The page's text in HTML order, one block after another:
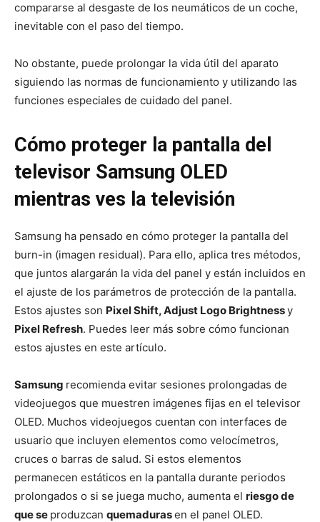
compararse al desgaste de los neumáticos de un coche,
inevitable con el paso del tiempo.
No obstante, puede prolongar la vida útil del aparato
siguiendo las normas de funcionamiento y utilizando las
funciones especiales de cuidado del panel.
Cómo proteger la pantalla del
televisor Samsung OLED
mientras ves la televisión
Samsung ha pensado en cómo proteger la pantalla del
burn-in (imagen residual). Para ello, aplica tres métodos,
que juntos alargarán la vida del panel y están incluidos en
el ajuste de los parámetros de protección de la pantalla.
Estos ajustes son Pixel Shift, Adjust Logo Brightnessy
Pixel Refresh. Puedes leer más sobre cómo funcionan
estos ajustes en este artículo.
Samsung recomienda evitar sesiones prolongadas de
videojuegos que muestren imágenes fijas en el televisor
OLED. Muchos videojuegos cuentan con interfaces de
usuario que incluyen elementos como velocímetros,
cruces o barras de salud. Si estos elementos
permanecen estáticos en la pantalla durante periodos
prolongados o si se juega mucho, aumenta el riesgo de
que se produzcan quemadurasen el panel OLED.